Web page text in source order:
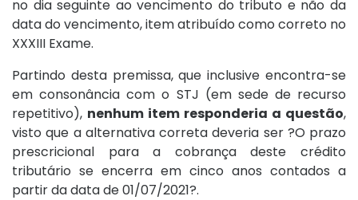
no dia seguinte ao vencimento do tributo e não da
data do vencimento, item atribuído como correto no
XXXIII Exame.
Partindo desta premissa, que inclusive encontra-se
em consonância com o STJ (em sede de recurso
repetitivo), nenhum item responderia a questão,
visto que a alternativa correta deveria ser ?O prazo
prescricional para a cobrança deste crédito
tributário se encerra em cinco anos contados a
partir da data de 01/07/2021?.